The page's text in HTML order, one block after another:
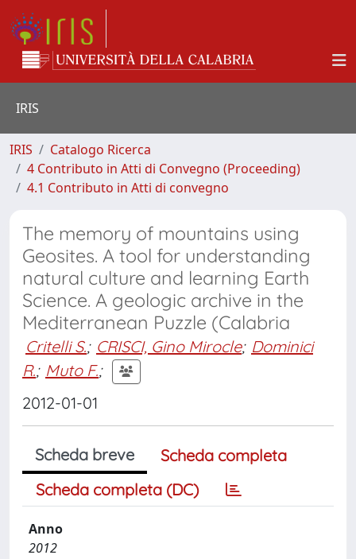
IRIS
IRIS
Catalogo Ricerca
4 Contributo in Atti di Convegno (Proceeding)
4.1 Contributo in Atti di convegno
The memory of mountains using
Geosites. A tool for understanding
natural culture and learning Earth
Science. A geologic archive in the
Mediterranean Puzzle (Calabria
Critelli S.; CRISCI, Gino Mirocle; Dominici
R.; Muto F.;
2012-01-01
Scheda breve
Scheda completa
Scheda completa (DC)
Anno
2012